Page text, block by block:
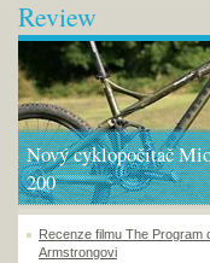
Review
Nový cyklopočítač
200
Recenze filmu The Program
Armstrongovi